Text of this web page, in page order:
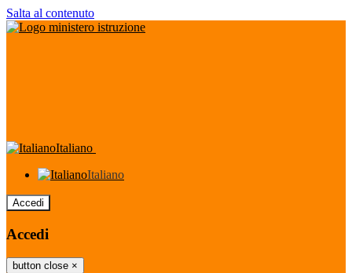
Salta al contenuto
Italiano
Italiano
Accedi
Accedi
button close ×